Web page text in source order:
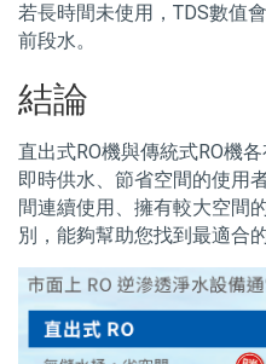
若長時間未使用，TDS數值
前段水。
結論
直出式RO機與傳統式RO機
即時供水、節省空間的使用
間連續使用、擁有較大空間
別，能夠幫助您找到最適合